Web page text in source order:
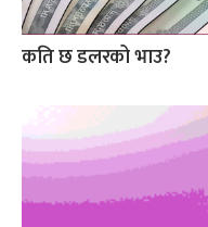
कति छ डलरको भाउ?